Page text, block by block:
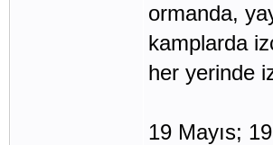
ormanda,
kamplarda
her yerinde
19 Mayıs;